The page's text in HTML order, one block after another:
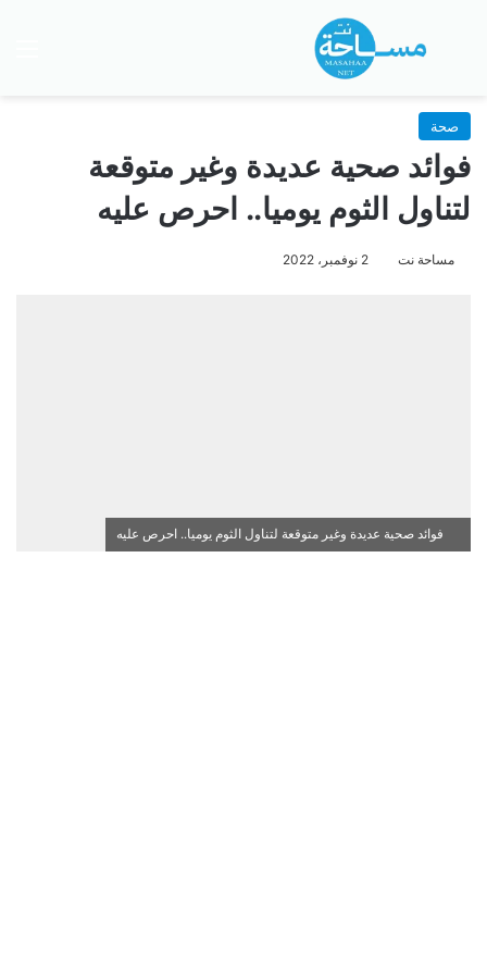
بحث عن
صحة
فوائد صحية عديدة وغير متوقعة
لتناول الثوم يوميا.. احرص عليه
مساحة نت 2 نوفمبر، 2022
فوائد صحية عديدة وغير متوقعة لتناول الثوم يوميا.. احرص عليه